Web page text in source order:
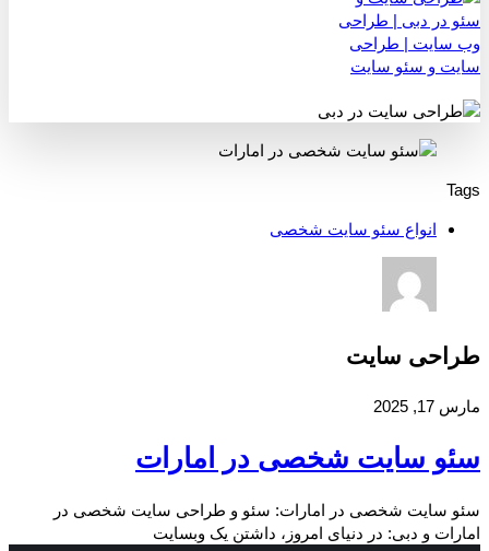
Tags
انواع سئو سایت شخصی
طراحی سایت
مارس 17, 2025
سئو سایت شخصی در امارات
سئو سایت شخصی در امارات: سئو و طراحی سایت شخصی در
امارات و دبی: در دنیای امروز، داشتن یک وبسایت